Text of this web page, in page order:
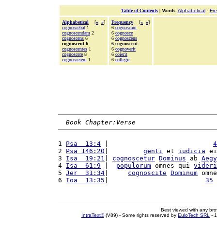
Table of Contents| Words: Alphabetical-
Alphabetical [« »]
cognoscebat 1
cognoscendam 2
cognoscens 6
cognoscent 6
cognoscentes 1
cognoscere 8
cognoscerem 1
Frequency [« »]
6 cognoscam
6 cognosce
6 cognoscens
6 cognoscent
6 cognoverit
6 coierit
6 collegit
Book Chapter:Verse
1 Psa  13:4
4
2 Psa 146:20 genti et iudicia
3 Isa  19:21 cognoscetur Dominus ab
4 Isa  61:9 populorum omnes qui
5 Jer  31:34 cognoscite Dominum
6 Ioa  13:35 35
Best viewed with any
IntraText®(V89) - Some rights reserved by EuloTech SRL -